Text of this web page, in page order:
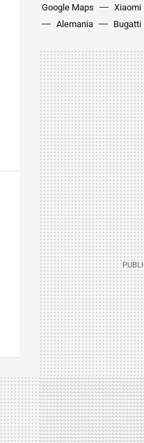
Google Maps
Xiaomi
Alemania
Bugatti